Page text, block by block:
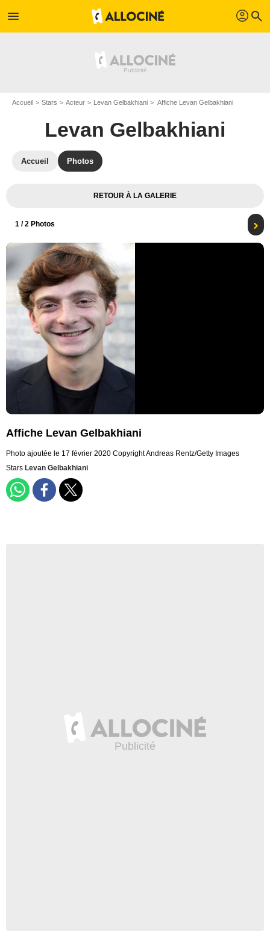
menu profil search
Accueil Stars Acteur Levan Gelbakhiani Affiche Levan Gelbakhiani
Levan Gelbakhiani
Accueil Photos
RETOUR À LA GALERIE
1 / 2 Photos
Affiche Levan Gelbakhiani
Photo ajoutée le 17 février 2020 Copyright Andreas Rentz/Getty Images
Stars Levan Gelbakhiani